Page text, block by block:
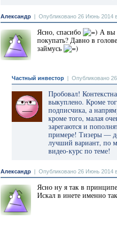
Александр | Опубликовано 26 Июнь 2014
Ясно, спасибо
А вы
покупать? Давно в
займусь
Частный инвестор | Опубликовано
Пробовал!
выкуплено. Кроме
подписчика, а
кроме того, малая
зарегаются и
примере! Тизеры —
лучший вариант, по
видео-курс по теме!
Александр | Опубликовано 26 Июнь 2014
Ясно ну я так в
Искал в инете именно